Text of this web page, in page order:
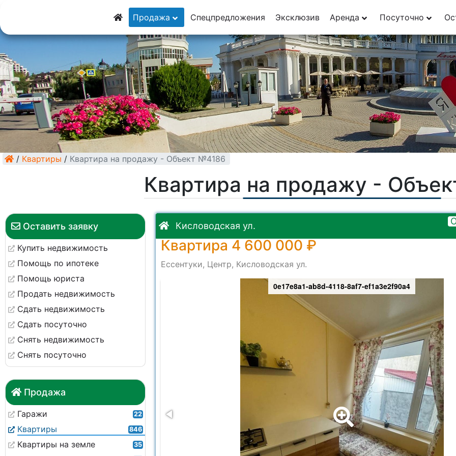
8 (928) 5555-929
8 (928) 3054-111
Продажа Спецпредложения Эксклюзив Аренда Посуточно
/ Квартиры / Квартира на продажу - Объект №4186
Квартира на продажу -
Оставить заявку
Купить недвижимость
Помощь по ипотеке
Помощь юриста
Продать недвижимость
Сдать недвижимость
Сдать посуточно
Снять недвижимость
Снять посуточно
Продажа
Гаражи 22
Квартиры 846
Квартиры на земле 35
Кисловодская ул.
Квартира 4 600 000 ₽
Ессентуки, Центр, Кисловодская ул.
0e17e8a1-ab8d-4118-8af7-ef1a3e2f90a4